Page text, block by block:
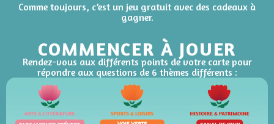
Comme toujours, c’est un jeu gratuit avec des cadeaux à
gagner.
COMMENCER À JOUER
Rendez-vous aux différents points de votre carte pour
répondre aux questions de 6 thèmes différents :